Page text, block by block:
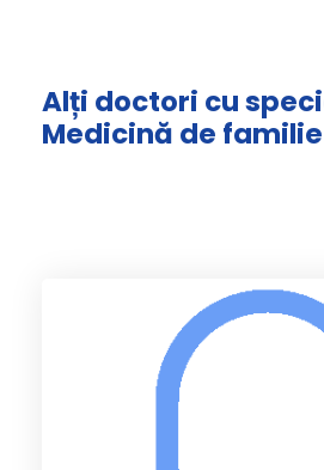
Alți doctori cu
Medicină de familie